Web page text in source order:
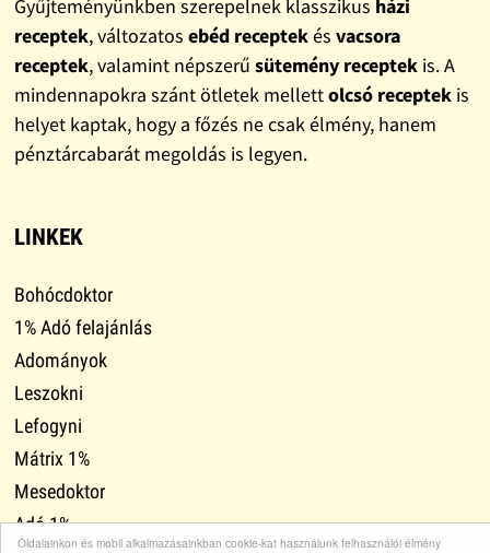
Oldalainkon és mobil alkalmazásainkban cookie-kat használunk felhasználói élmény
Gyűjteményünkben szerepelnek klasszikus házi
receptek, változatos ebéd receptekés vacsora
receptek, valamint népszerű sütemény receptekis. A
mindennapokra szánt ötletek mellettolcsó receptekis
helyet kaptak, hogy a főzés ne csak élmény, hanem
pénztárcabarát megoldás is legyen.
LINKEK
Bohócdoktor
1% Adó felajánlás
Adományok
Leszokni
Lefogyni
Mátrix 1%
Mesedoktor
Adó 1%